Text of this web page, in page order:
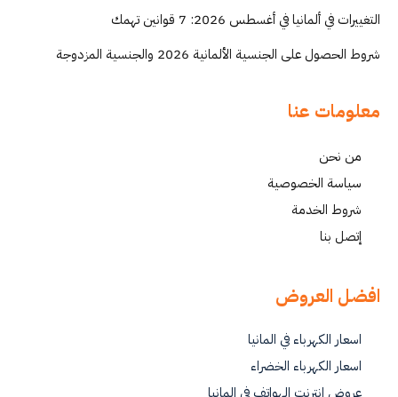
التغييرات في ألمانيا في أغسطس 2026: 7 قوانين تهمك
شروط الحصول على الجنسية الألمانية 2026 والجنسية المزدوجة
معلومات عنا
من نحن
سياسة الخصوصية
شروط الخدمة
إتصل بنا
افضل العروض
اسعار الكهرباء في المانيا
اسعار الكهرباء الخضراء
عروض انترنت الهواتف في المانيا